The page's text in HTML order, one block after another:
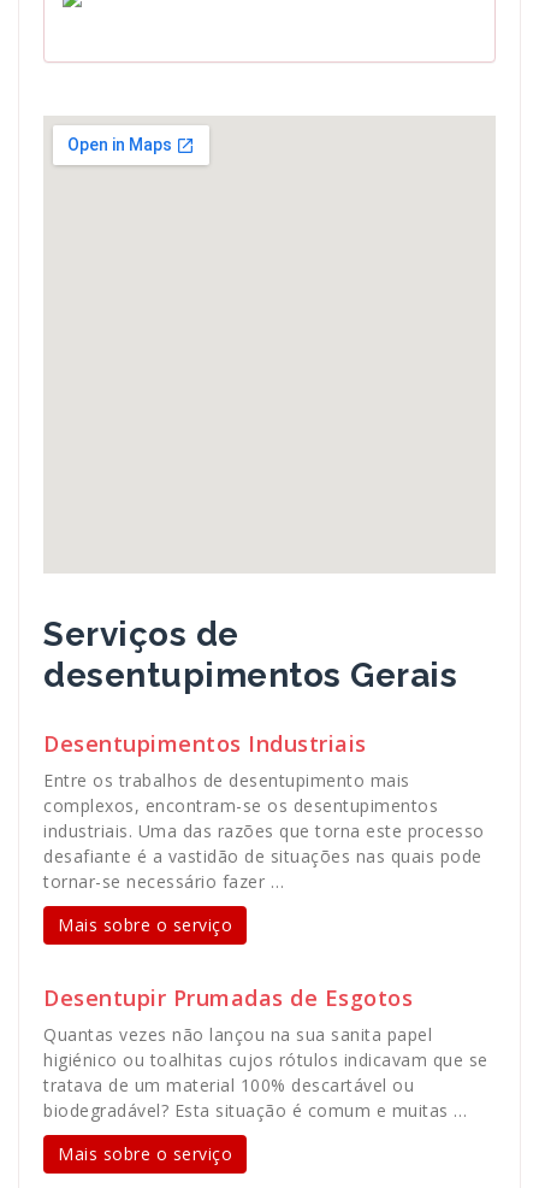
Serviços de
desentupimentos Gerais
Desentupimentos Industriais
Entre os trabalhos de desentupimento mais
complexos, encontram-se os desentupimentos
industriais. Uma das razões que torna este processo
desafiante é a vastidão de situações nas quais pode
tornar-se necessário fazer …
Mais sobre o serviço
Desentupir Prumadas de Esgotos
Quantas vezes não lançou na sua sanita papel
higiénico ou toalhitas cujos rótulos indicavam que se
tratava de um material 100% descartável ou
biodegradável? Esta situação é comum e muitas …
Mais sobre o serviço